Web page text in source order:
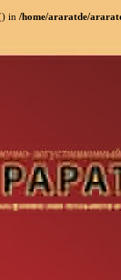
in /home/araratde/